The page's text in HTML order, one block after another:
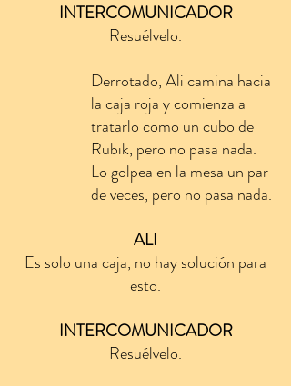
INTERCOMUNICADOR
Resuélvelo.
Derrotado, Ali camina hacia
la caja roja y comienza a
tratarlo como un cubo de
Rubik, pero no pasa nada.
Lo golpea en la mesa un par
de veces, pero no pasa nada.
ALI
Es solo una caja, no hay solución para
esto.
INTERCOMUNICADOR
Resuélvelo.